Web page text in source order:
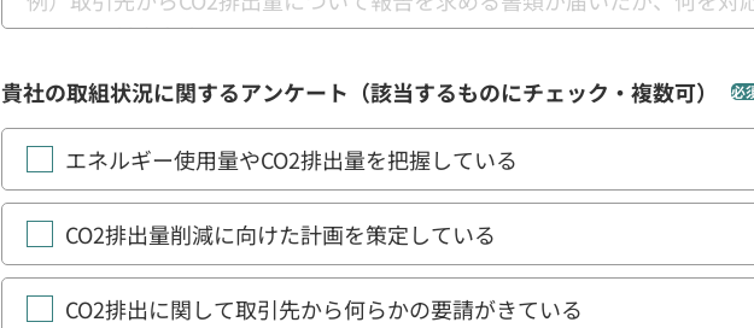
貴社の取組状況に関するアンケート（該当するものにチェック・複数可） 必
エネルギー使用量やCO2排出量を把握している
CO2排出量削減に向けた計画を策定している
CO2排出に関して取引先から何らかの要請がきている